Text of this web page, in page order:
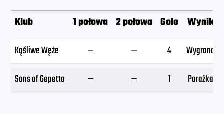
Klub 1 połowa 2 połowa Gole
Wynik
Kąśliwe Węże
— — 4
Wygrana
Sons of Gepetto
— — 1 Porażka